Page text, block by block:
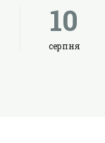
10
серпня